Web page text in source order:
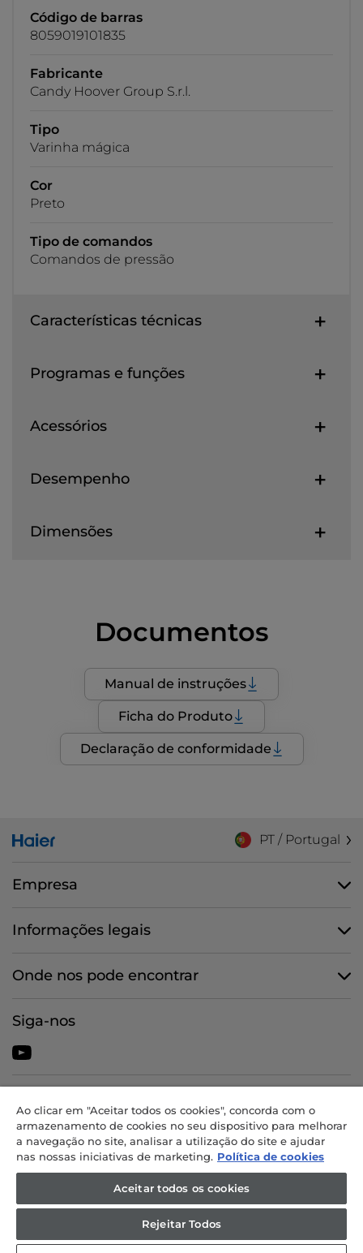
Código de barras
8059019101835
Fabricante
Candy Hoover Group S.r.l.
Tipo
Varinha mágica
Cor
Preto
Tipo de comandos
Comandos de pressão
Características técnicas
Programas e funções
Acessórios
Desempenho
Dimensões
Documentos
Manual de instruções
Ficha do Produto
Declaração de conformidade
PT / Portugal
Empresa
Informações legais
Onde nos pode encontrar
Siga-nos
Comolli, 57 - 20861 Brugherio (MB) - Itália - SEDES
ADMINISTRATIVAS: Via Privata Eden Fumagalli snc - 20861 Brugherio
(MB) e Via Trento n. 20/A-22 - 20871 Vimercate (MB) - Itália - Tel.:
EUR integralmente realizado - Cód. fiscal e n.º de inscrição na
Conservatória do Registo Comercial de Milão-Monza-Brianza-Lodi
04666310158 - NIF 00786860965 - N.º REA: MB-1033934 - Autorização
IT AEOF 211870 - Empresa sujeita à gestão e coordenação da Candy
Ao clicar em "Aceitar todos os cookies", concorda com o
armazenamento de cookies no seu dispositivo para melhorar
a navegação no site, analisar a utilização do site e ajudar
nas nossas iniciativas de marketing. Política de cookies
Aceitar todos os cookies
Rejeitar Todos